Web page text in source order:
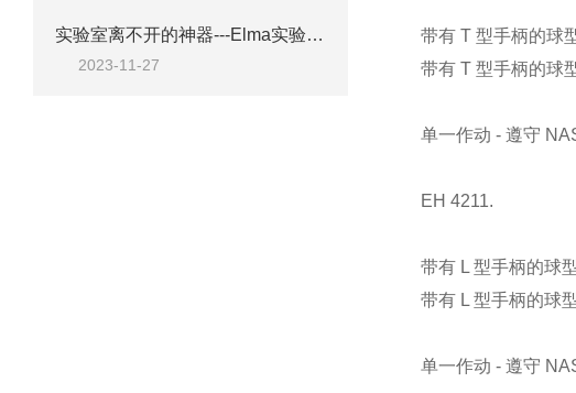
实验室离不开的神器---Elma实验室清洁剂工具A10
2023-11-27
带有 T 型手柄的球
带有 T 型手柄的球
单一作动 - 遵守
EH 4211.
带有 L 型手柄的球
带有 L 型手柄的球
单一作动 - 遵守